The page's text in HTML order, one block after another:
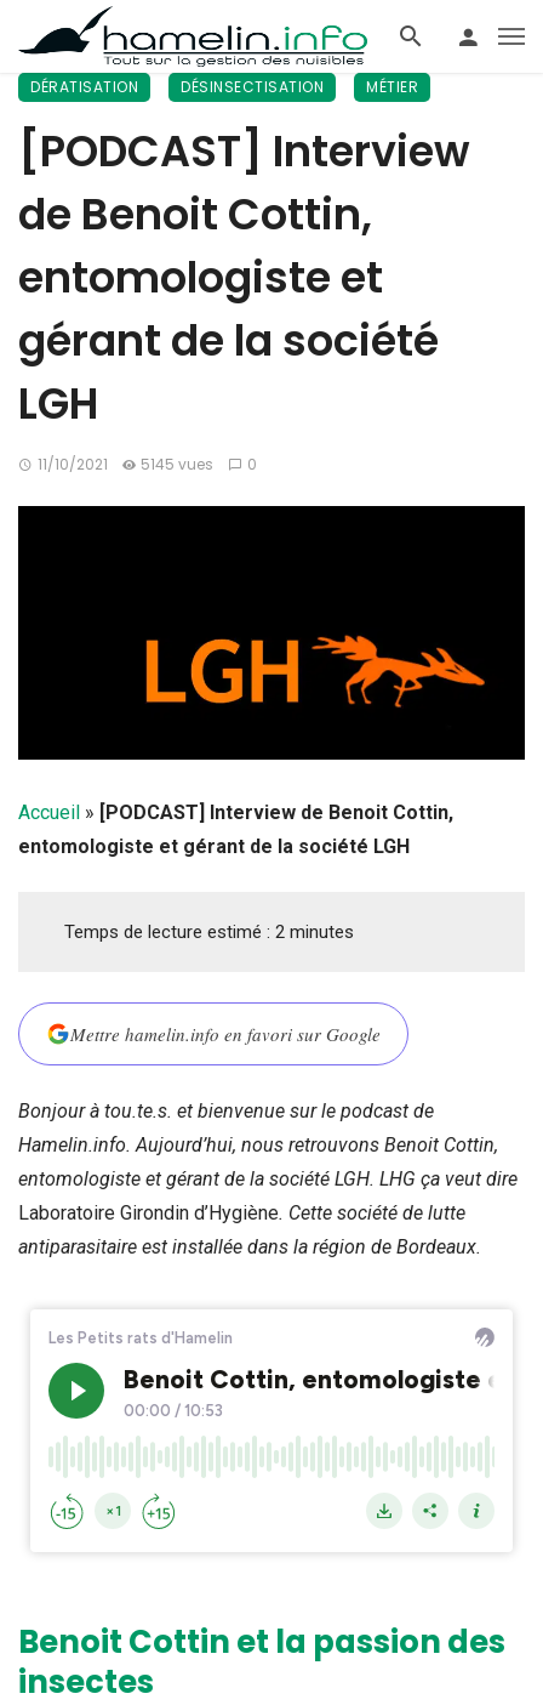
DÉRATISATION DÉSINSECTISATION MÉTIER
[PODCAST] Interview
de Benoit Cottin,
entomologiste et
gérant de la société
LGH
11/10/2021 5145 vues 0
Accueil » [PODCAST] Interview de Benoit Cottin,
entomologiste et gérant de la société LGH
Temps de lecture estimé : 2 minutes
Mettre hamelin.info en favori sur Google
Bonjour à tou.te.s. et bienvenue sur le podcast de
Hamelin.info. Aujourd’hui, nous retrouvons Benoit Cottin,
entomologiste et gérant de la société LGH. LHG ça veut dire
Laboratoire Girondin d’Hygiène. Cette société de lutte
antiparasitaire est installée dans la région de Bordeaux.
Benoit Cottin et la passion des
insectes